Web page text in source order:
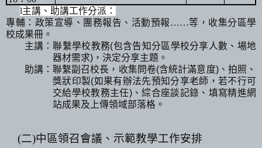
l主講、助講工作分派：
專輔：政策宣導、團務報告、活動預報……等，收集分區學
校成果冊。
主講：聯繫學校教務(包含告知分區學校分享人數、場地
器材需求) ，決定分享主題。
助講：聯繫副召校長，收集問卷(含統計滿意度)、拍照、
獎狀印製(如果有辦法先預知分享老師，若不行可
交給學校教務主任)、綜合座談記錄、填寫精進網
站成果及上傳領域部落格。
(二)中區領召會議、示範教學工作安排